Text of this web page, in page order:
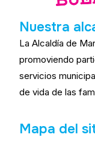
Nuestra
La Alcaldía de
promoviendo
servicios
de vida de las
Mapa del